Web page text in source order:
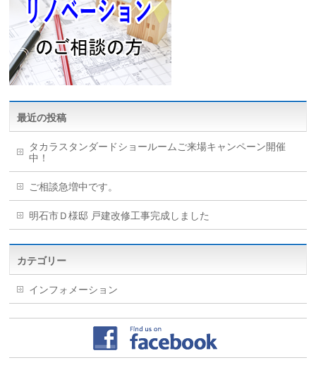
最近の投稿
タカラスタンダードショールームご来場キャンペーン開催
中！
ご相談急増中です。
明石市Ｄ様邸 戸建改修工事完成しました
カテゴリー
インフォメーション